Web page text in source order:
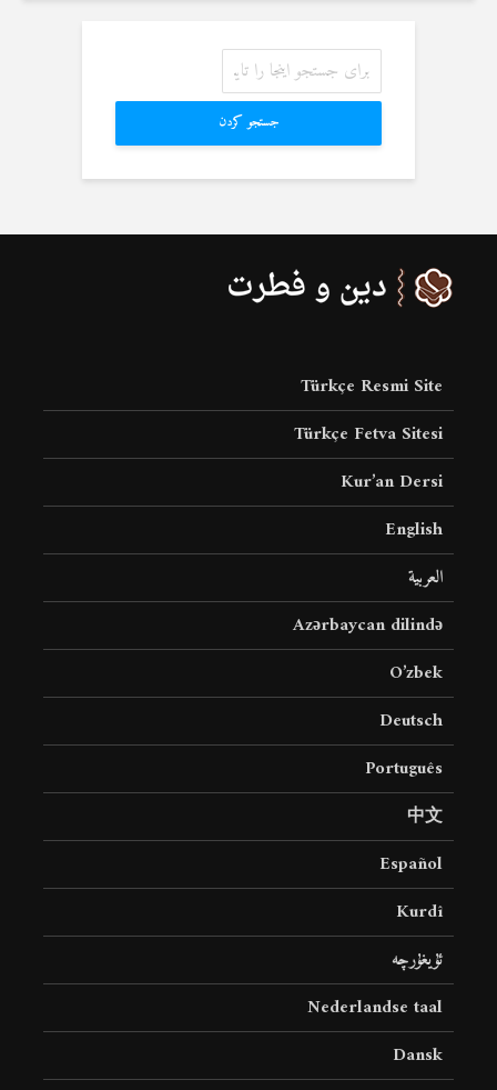
جستجو کردن
Türkçe Resmi Site
Türkçe Fetva Sitesi
Kur’an Dersi
English
العربية
Azərbaycan dilində
O’zbek
Deutsch
Português
中文
Español
Kurdî
ئۇيغۇرچە
Nederlandse taal
Dansk